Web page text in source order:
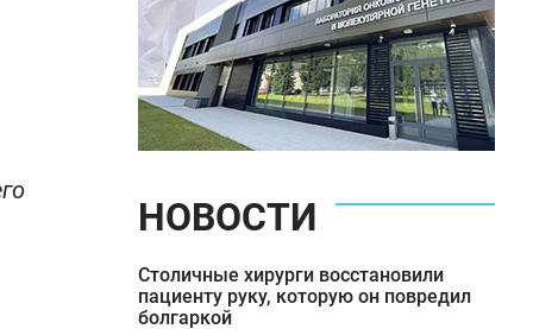
НОВОСТИ
Столичные хирурги восстановили
пациенту руку, которую он повредил
болгаркой